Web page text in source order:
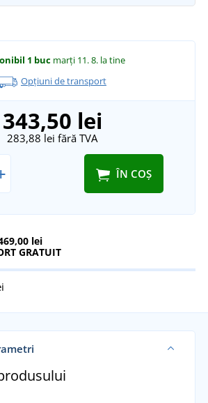
1 buc marți 11. 8. la tine
Opțiuni de transport
343,50 lei
283,88 lei fără TVA
ÎN COȘ
lei
GRATUIT